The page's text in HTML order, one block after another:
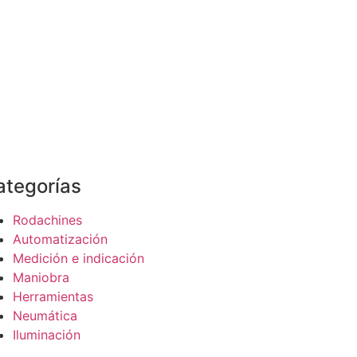
Rodachines
Automatización
Medición e indicación
Maniobra
Herramientas
Neumática
Iluminación